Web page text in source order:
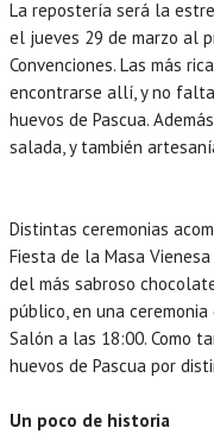
La repostería será la
el jueves 29 de marzo al
Convenciones. Las más
encontrarse allí, y no
huevos de Pascua.
salada, y también
Distintas ceremonias
Fiesta de la Masa Vienesa
del más sabroso
público, en una
Salón a las 18:00. Como
huevos de Pascua por
Un poco de historia